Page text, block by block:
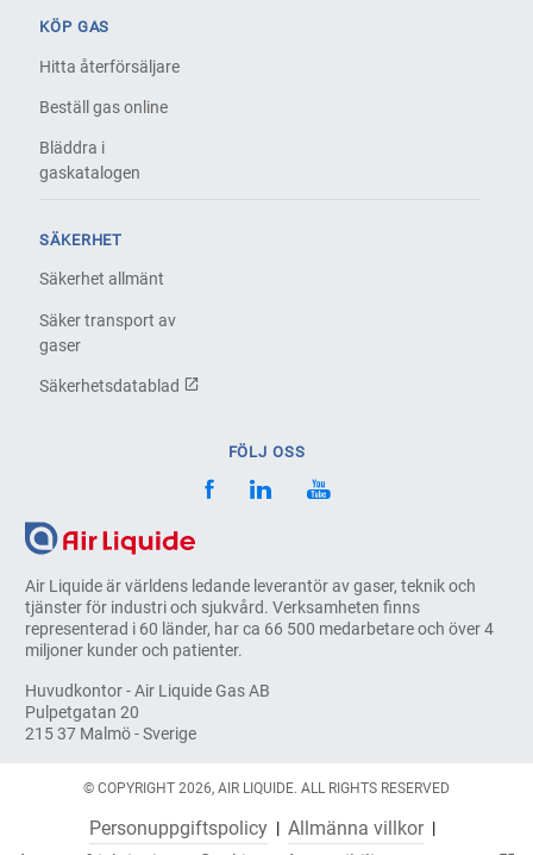
Air Liquide är världens ledande leverantör av gaser, teknik och
tjänster för industri och sjukvård. Verksamheten finns
representerad i 60 länder, har ca 66 500 medarbetare och över 4
miljoner kunder och patienter.
Huvudkontor - Air Liquide Gas AB
Pulpetgatan 20
215 37 Malmö - Sverige
KÖP GAS
Hitta återförsäljare
Beställ gas online
Bläddra i
gaskatalogen
SÄKERHET
Säkerhet allmänt
Säker transport av
gaser
Säkerhetsdatablad
FÖLJ OSS
© COPYRIGHT 2026, AIR LIQUIDE. ALL RIGHTS RESERVED
Personuppgiftspolicy
Allmänna villkor